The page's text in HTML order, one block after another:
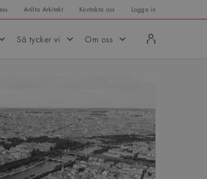
Anlita Arkitekt Kontakta oss Logga in
Så tycker vi Om oss
in